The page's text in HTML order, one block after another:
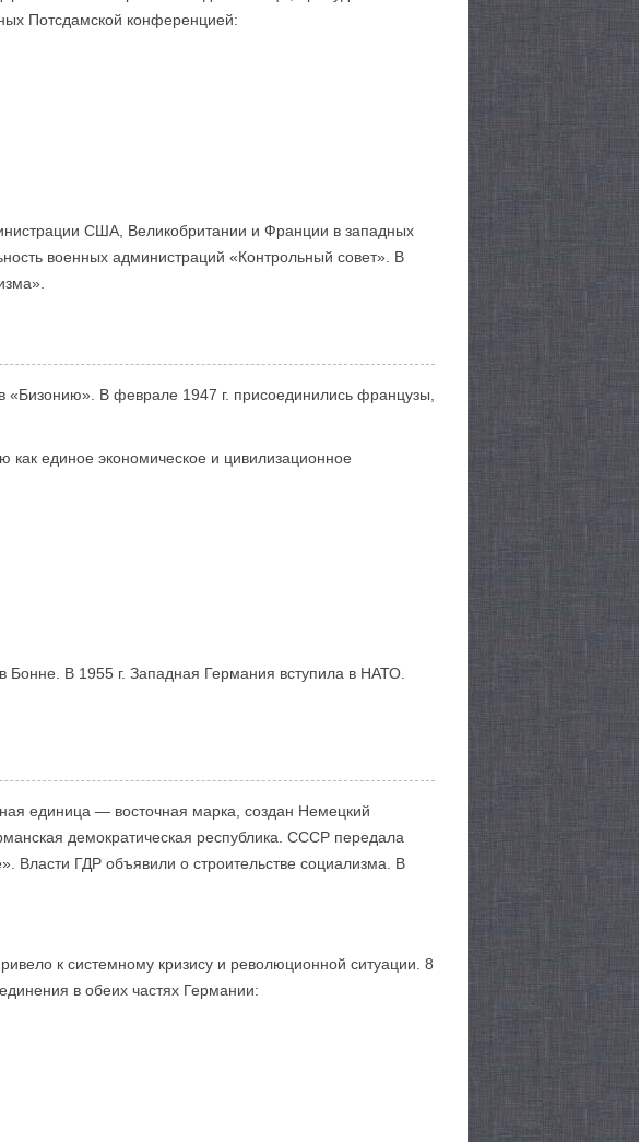
Потсдамской конференцией:
США, Великобритании и Франции в западных
военных администраций «Контрольный совет». В
В феврале 1947 г. присоединились французы,
единое экономическое и цивилизационное
Бонне. В 1955 г. Западная Германия вступила в НАТО.
единица — восточная марка, создан Немецкий
демократическая республика. СССР передала
Власти ГДР объявили о строительстве социализма. В
к системному кризису и революционной ситуации. 8
в обеих частях Германии: